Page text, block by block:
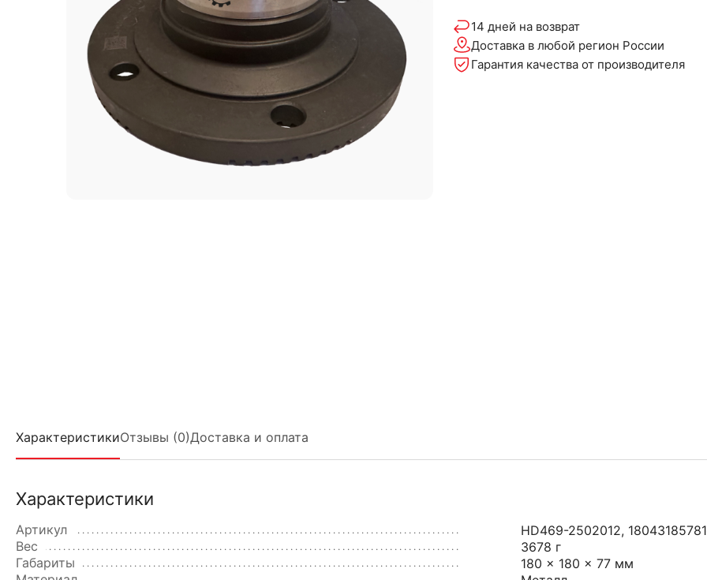
14 дней на возврат
Доставка в любой регион России
Гарантия качества от производителя
ХарактеристикиОтзывы (0)Доставка и оплата
Характеристики
Артикул
HD469-2502012,
Вес
3678 г
Габариты
180 × 180 × 77 мм